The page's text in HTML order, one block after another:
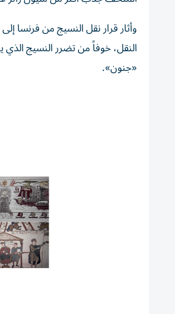
النقل، خوفاً من تضرر النسيج
«جنون».